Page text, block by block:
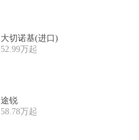
大切诺基(进口)
52.99万起
途锐
58.78万起